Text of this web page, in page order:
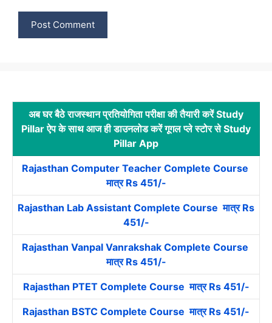
अब घर बैठे राजस्थान प्रतियोगिता परीक्षा की तैयारी करें Study
Pillar ऐप के साथ आज ही डाउनलोड करें गूगल प्ले स्टोर से Study
Pillar App
Rajasthan Computer Teacher Complete Course
मात्र Rs 451/-
Rajasthan Lab Assistant Complete Course मात्र Rs
451/-
Rajasthan Vanpal Vanrakshak Complete Course
मात्र Rs 451/-
Rajasthan PTET Complete Course मात्र Rs 451/-
Rajasthan BSTC Complete Course मात्र Rs 451/-